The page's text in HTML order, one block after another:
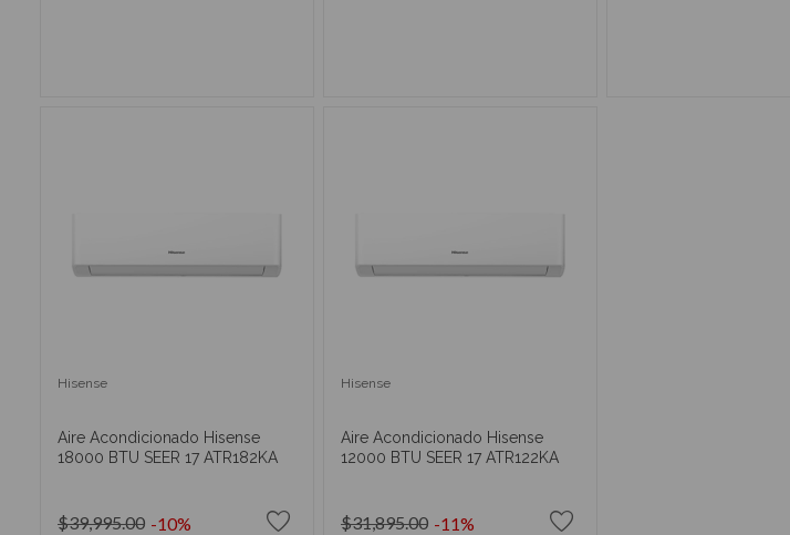
Hisense
Aire Acondicionado Hisense
18000 BTU SEER 17 ATR182KA
$39,995.00 -10%
Hisense
Aire Acondicionado Hisense
12000 BTU SEER 17 ATR122KA
$31,895.00 -11%